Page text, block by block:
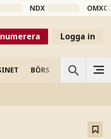
NDX
Logga in
BÖRS VETENSKAP